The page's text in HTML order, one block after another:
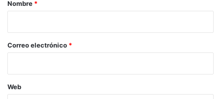
*
Nombre *
Correo electrónico *
Web